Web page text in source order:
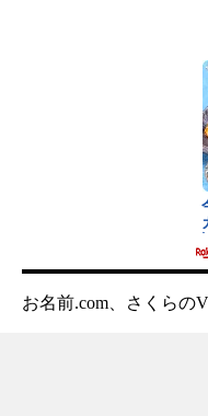
お名前.com、さくらの